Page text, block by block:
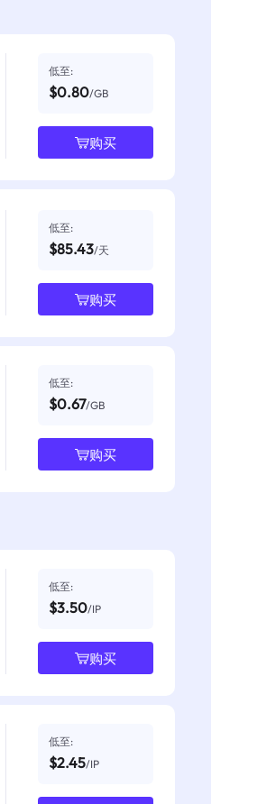
低至:
$0.80/GB
购买
低至:
$85.43/天
购买
低至:
$0.67/GB
购买
低至:
$3.50/IP
购买
低至:
$2.45/IP